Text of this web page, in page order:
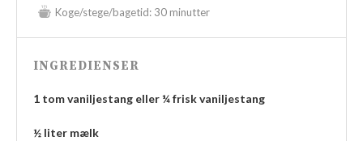
Koge/stege/bagetid: 30 minutter
INGREDIENSER
1 tom vaniljestang eller ¼ frisk vaniljestang
½ liter mælk